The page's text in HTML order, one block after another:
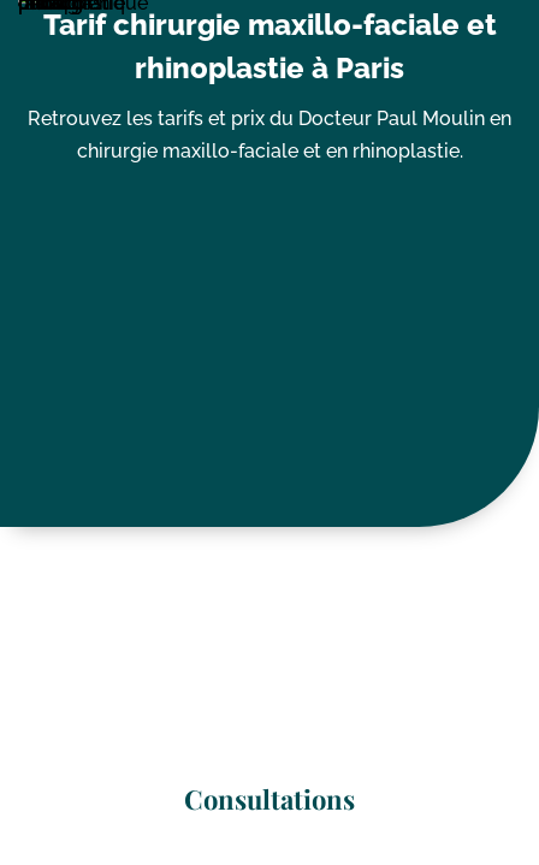
Tarif chirurgie maxillo-faciale et
rhinoplastie à Paris
Retrouvez les tarifs et prix du Docteur Paul Moulin en
chirurgie maxillo-faciale et en rhinoplastie.
Consultations